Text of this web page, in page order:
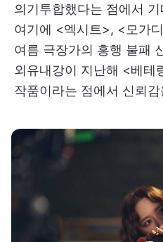
의기투합했다는 점에서
여기에 <엑시트>, <모가
여름 극장가의 흥행 불패
외유내강이 지난해 <베테
작품이라는 점에서 신뢰